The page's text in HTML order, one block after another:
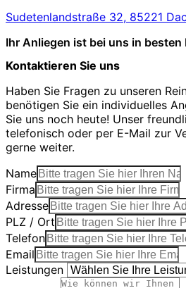
Sudetenlandstraße 32, 85221
Ihr Anliegen ist bei uns in besten
Kontaktieren Sie uns
Haben Sie Fragen zu unseren
benötigen Sie ein individuelles
Sie uns noch heute! Unser
telefonisch oder per E-Mail zur
gerne weiter.
Name
Firma
Adresse
PLZ / Ort
Telefon
Email
Leistungen